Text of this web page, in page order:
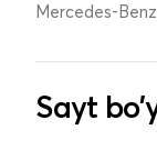
Mercedes-Benz
Sayt